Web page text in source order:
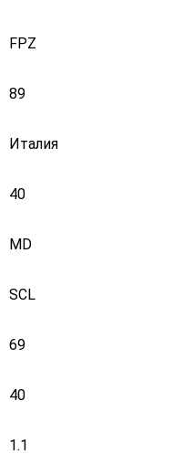
FPZ
89
Италия
40
MD
SCL
69
40
1.1